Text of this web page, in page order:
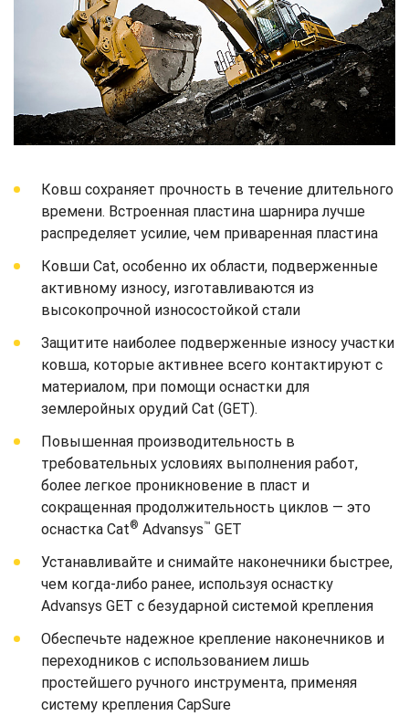
Ковш сохраняет прочность в течение длительного
времени. Встроенная пластина шарнира лучше
распределяет усилие, чем приваренная пластина
Ковши Cat, особенно их области, подверженные
активному износу, изготавливаются из
высокопрочной износостойкой стали
Защитите наиболее подверженные износу участки
ковша, которые активнее всего контактируют с
материалом, при помощи оснастки для
землеройных орудий Cat (GET).
Повышенная производительность в
требовательных условиях выполнения работ,
более легкое проникновение в пласт и
сокращенная продолжительность циклов — это
оснастка Cat® Advansys™ GET
Устанавливайте и снимайте наконечники быстрее,
чем когда-либо ранее, используя оснастку
Advansys GET с безударной системой крепления
Обеспечьте надежное крепление наконечников и
переходников с использованием лишь
простейшего ручного инструмента, применяя
систему крепления CapSure